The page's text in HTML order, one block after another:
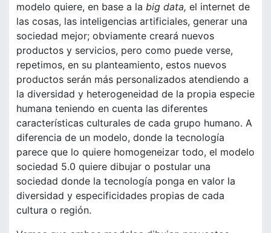
modelo quiere, en base a la big data, el internet de
las cosas, las inteligencias artificiales, generar una
sociedad mejor; obviamente creará nuevos
productos y servicios, pero como puede verse,
repetimos, en su planteamiento, estos nuevos
productos serán más personalizados atendiendo a
la diversidad y heterogeneidad de la propia especie
humana teniendo en cuenta las diferentes
características culturales de cada grupo humano. A
diferencia de un modelo, donde la tecnología
parece que lo quiere homogeneizar todo, el modelo
sociedad 5.0 quiere dibujar o postular una
sociedad donde la tecnología ponga en valor la
diversidad y especificidades propias de cada
cultura o región.